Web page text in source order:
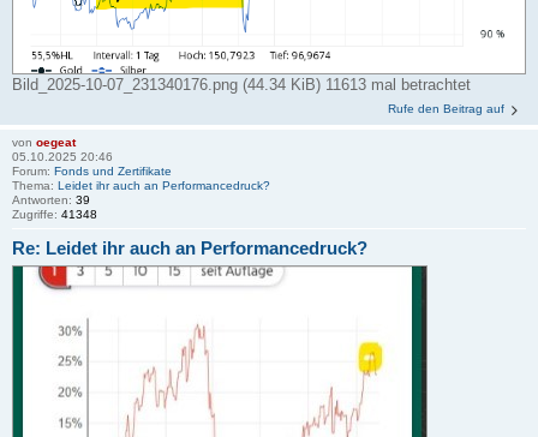
Bild_2025-10-07_231340176.png (44.34 KiB) 11613 mal betrachtet
Rufe den Beitrag auf
von oegeat
05.10.2025 20:46
Forum: Fonds und Zertifikate
Thema: Leidet ihr auch an Performancedruck?
Antworten: 39
Zugriffe: 41348
Re: Leidet ihr auch an Performancedruck?